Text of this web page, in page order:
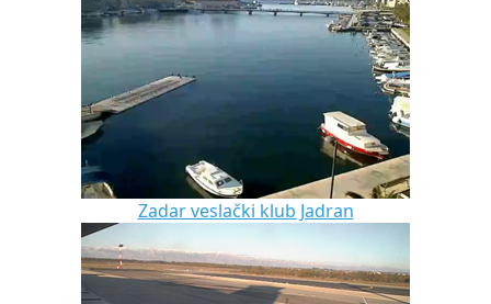
Zadar veslački klub Jadran